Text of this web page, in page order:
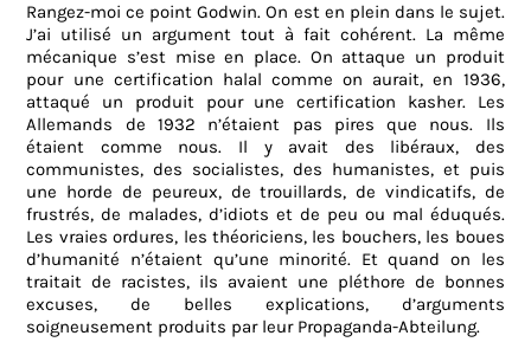
Rangez-moi ce point Godwin. On est en plein dans le sujet.
J’ai utilisé un argument tout à fait cohérent. La même
mécanique s’est mise en place. On attaque un produit
pour une certification halal comme on aurait, en 1936,
attaqué un produit pour une certification kasher. Les
Allemands de 1932 n’étaient pas pires que nous. Ils
étaient comme nous. Il y avait des libéraux, des
communistes, des socialistes, des humanistes, et puis
une horde de peureux, de trouillards, de vindicatifs, de
frustrés, de malades, d’idiots et de peu ou mal éduqués.
Les vraies ordures, les théoriciens, les bouchers, les boues
d’humanité n’étaient qu’une minorité. Et quand on les
traitait de racistes, ils avaient une pléthore de bonnes
excuses, de belles explications, d’arguments
soigneusement produits par leur Propaganda-Abteilung.